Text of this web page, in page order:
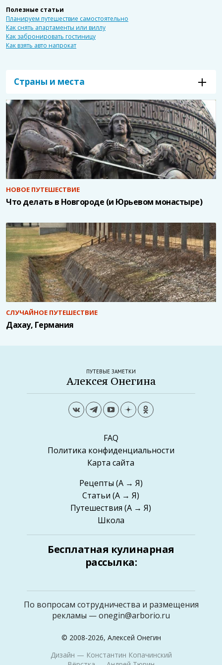
Испания
Италия
Латвия
Люксембург
Мальта
Мексика
Монако
Нидерланды
Португалия
Россия
Санкт-Петербург
Сербия
Словакия
Финляндия
Франция
Черногория
Чехия
Швейцария
Полезные статьи
Планируем путешествие самостоятельно
Как снять апартаменты или виллу
Как забронировать гостиницу
Как взять авто напрокат
Страны и места
НОВОЕ ПУТЕШЕСТВИЕ
Что делать в Новгороде (и Юрьевом монастыре)
СЛУЧАЙНОЕ ПУТЕШЕСТВИЕ
Дахау, Германия
ПУТЕВЫЕ ЗАМЕТКИ
Алексея Онегина
FAQ
Политика конфиденциальности
Карта сайта
Рецепты (А → Я)
Статьи (А → Я)
Путешествия (А → Я)
Школа
Бесплатная кулинарная
рассылка:
По вопросам сотрудничества и размещения
рекламы —onegin@arborio.ru
© 2008-2026, Алексей Онегин
Дизайн — Константин Копачинский